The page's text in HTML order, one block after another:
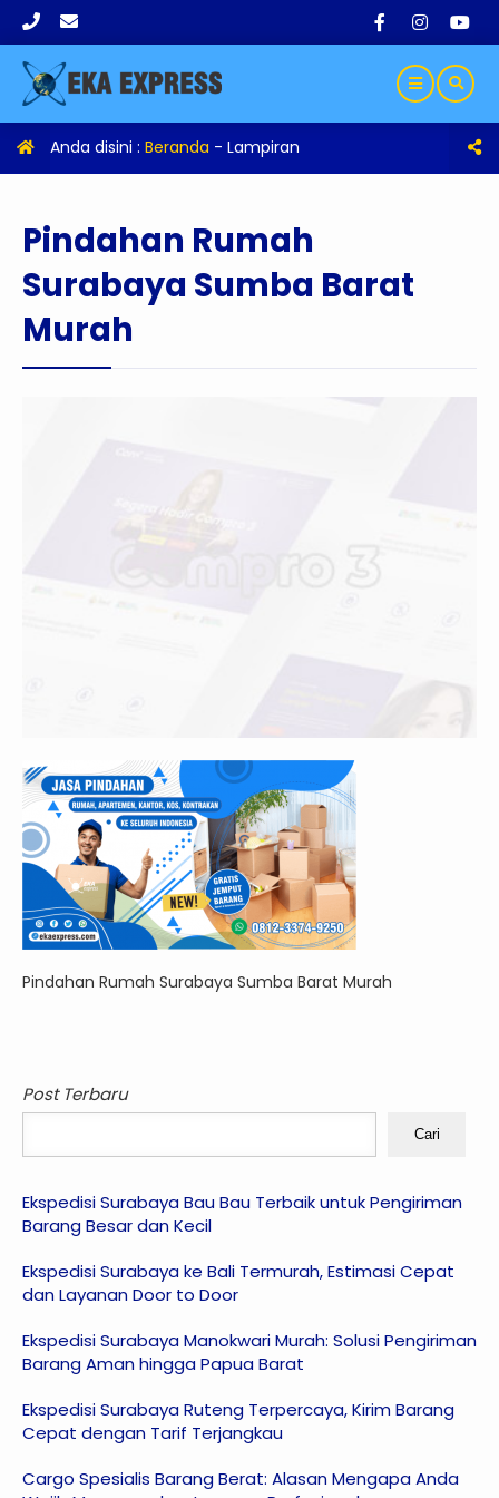
Anda disini : Beranda - Lampiran
Pindahan Rumah
Surabaya Sumba Barat
Murah
Pindahan Rumah Surabaya Sumba Barat Murah
Post Terbaru
Cari
Ekspedisi Surabaya Bau Bau Terbaik untuk Pengiriman
Barang Besar dan Kecil
Ekspedisi Surabaya ke Bali Termurah, Estimasi Cepat
dan Layanan Door to Door
Ekspedisi Surabaya Manokwari Murah: Solusi Pengiriman
Barang Aman hingga Papua Barat
Ekspedisi Surabaya Ruteng Terpercaya, Kirim Barang
Cepat dengan Tarif Terjangkau
Cargo Spesialis Barang Berat: Alasan Mengapa Anda